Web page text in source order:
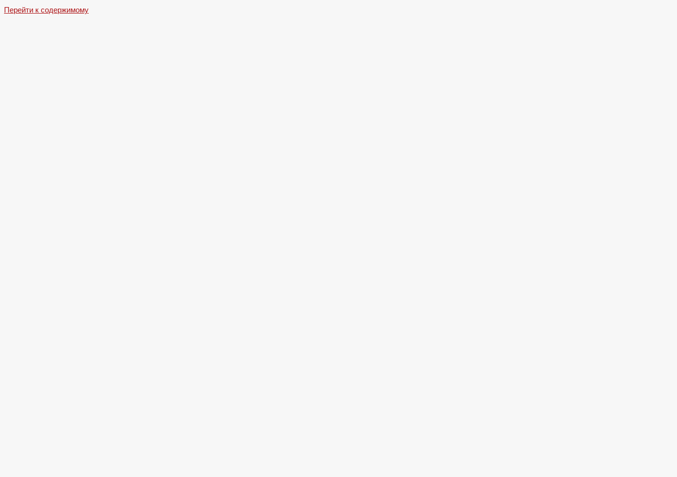
Перейти к содержимому